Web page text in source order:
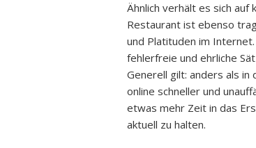
Ähnlich verhält es sich auf
Restaurant ist ebenso
und Platituden im
fehlerfreie und ehrliche
Generell gilt: anders als
online schneller und
etwas mehr Zeit in das
aktuell zu halten.